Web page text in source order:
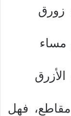
زورق
مساء
الأزرق
فهل